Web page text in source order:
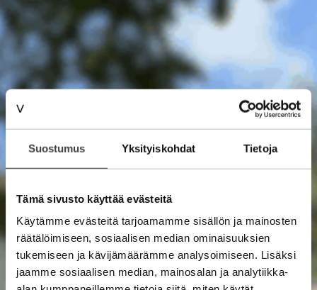
Suostumus Yksityiskohdat Tietoja
Tämä sivusto käyttää evästeitä
Käytämme evästeitä tarjoamamme sisällön ja mainosten
räätälöimiseen, sosiaalisen median ominaisuuksien
tukemiseen ja kävijämäärämme analysoimiseen. Lisäksi
jaamme sosiaalisen median, mainosalan ja analytiikka-